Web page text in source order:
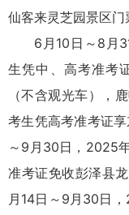
仙客来灵芝园景区门
6月10日～8月
生凭中、高考准考
（不含观光车），
考生凭高考准考证
～9月30日，2025
准考证免收彭泽县
月14日～9月30日